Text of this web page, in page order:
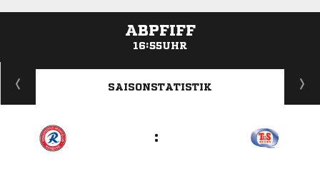
ABPFIFF
16:55UHR
ANZEIGE
SAISONSTATISTIK
: